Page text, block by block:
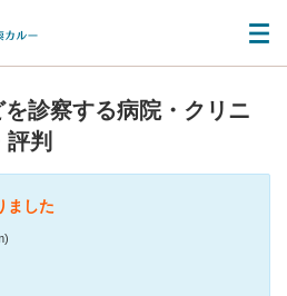
診察する病院・クリニ
評判
ました